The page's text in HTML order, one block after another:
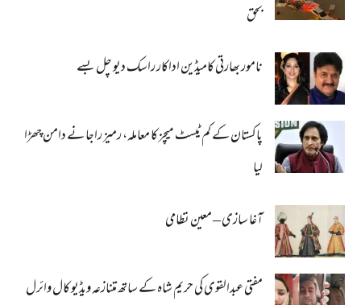
بحق
نامور بھارتی کامیڈین اداکار راسک دیو چل بسے
پاکستان کے کم ٹیسٹ میچز کا معاملہ، رمیز راجا نے دامن چھڑا
لیا
آغا سازی – معین نظامی
مفتی عبدالقوی کی حریم شاہ کے ساتھ متنازعہ ویڈیو کال وائرل